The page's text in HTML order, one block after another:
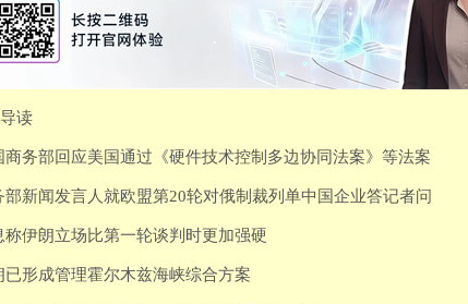
读
商务部回应美国通过《硬件技术控制多边协同法案》等法案
部新闻发言人就欧盟第20轮对俄制裁列单中国企业答记者问
称伊朗立场比第一轮谈判时更加强硬
已形成管理霍尔木兹海峡综合方案